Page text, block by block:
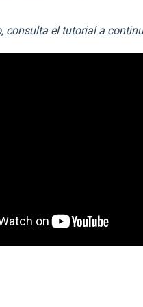
consulta el tutorial a